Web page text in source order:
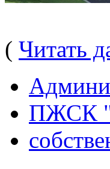
( Читать
ПЖСК